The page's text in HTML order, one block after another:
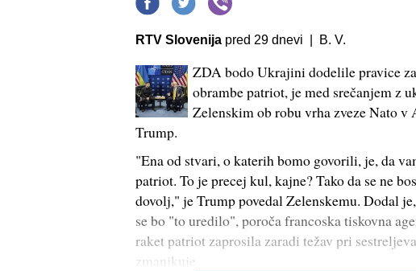
RTV Slovenija pred 29 dnevi | B. V.
ZDA bodo Ukrajini dodelile pravice
obrambe patriot, je med srečanjem z
Zelenskim ob robu vrha zveze Nato
Trump.
"Ena od stvari, o katerih bomo govorili, je, da
patriot. To je precej kul, kajne? Tako da se ne
dovolj," je Trump povedal Zelenskemu. Dodal
se bo "to uredilo", poroča francoska tiskovna
raket patriot zaprosila zaradi težav pri
zmanjkuje